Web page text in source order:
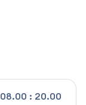
08.00 : 20.00